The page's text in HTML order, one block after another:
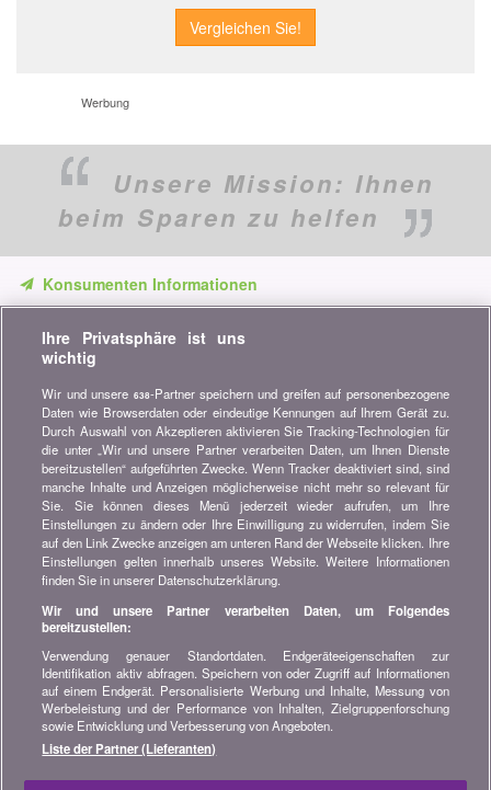
Werbung
Unsere Mission: Ihnen
beim Sparen zu helfen
Konsumenten Informationen
unsere Vergleiche, Ratschläge und Tipps in den Bereichen
Versicherung, Finanzen, Konsumgüter und vieles mehr...
Newsletter bestellen
Treten Sie unserer Community bei
Bleiben Sie auf dem neuesten Stand, finden Sie alle Ratschläge
und Tipps zum Sparen auf:
Wissenswertes über bonus.ch
Wer ist bonus.ch? Wie funktionieren die Vergleiche?
Presseanfragen, Partnerschaften, Werbung...
Alle Informationen über bonus.ch
Ihre Privatsphäre ist uns
wichtig
Wir und unsere 638-Partner speichern und greifen auf personenbezogene
Daten wie Browserdaten oder eindeutige Kennungen auf Ihrem Gerät zu.
Durch Auswahl von Akzeptieren aktivieren Sie Tracking-Technologien für
die unter „Wir und unsere Partner verarbeiten Daten, um Ihnen Dienste
bereitzustellen“ aufgeführten Zwecke. Wenn Tracker deaktiviert sind, sind
manche Inhalte und Anzeigen möglicherweise nicht mehr so relevant für
Sie. Sie können dieses Menü jederzeit wieder aufrufen, um Ihre
Einstellungen zu ändern oder Ihre Einwilligung zu widerrufen, indem Sie
auf den Link Zwecke anzeigen am unteren Rand der Webseite klicken. Ihre
Einstellungen gelten innerhalb unseres Website. Weitere Informationen
finden Sie in unserer Datenschutzerklärung.
Wir und unsere Partner verarbeiten Daten, um Folgendes
bereitzustellen:
Verwendung genauer Standortdaten. Endgeräteeigenschaften zur
Identifikation aktiv abfragen. Speichern von oder Zugriff auf Informationen
auf einem Endgerät. Personalisierte Werbung und Inhalte, Messung von
Werbeleistung und der Performance von Inhalten, Zielgruppenforschung
sowie Entwicklung und Verbesserung von Angeboten.
Liste der Partner (Lieferanten)